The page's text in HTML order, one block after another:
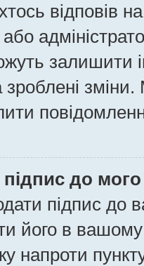
відповів
залишити
до
підпис до
його в
напроти